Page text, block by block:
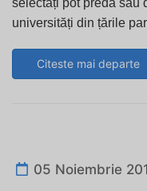
selectați pot preda sau
universități din țările
Citeste mai departe
05 Noiembrie